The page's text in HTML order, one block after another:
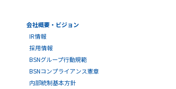
会社概要・ビジョン
IR情報
採用情報
BSNグループ行動規範
BSNコンプライアンス憲章
内部統制基本方針